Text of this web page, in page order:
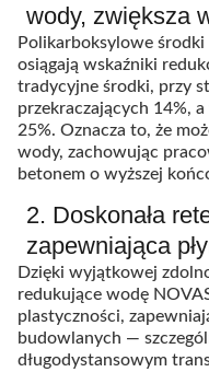
wody, zwiększa
Polikarboksylowe
osiągają wskaźniki
tradycyjne środki, przy
przekraczających 14%,
25%. Oznacza to, że
wody, zachowując
betonem o wyższej
2. Doskonała
zapewniająca
Dzięki wyjątkowej
redukujące wodę
plastyczności,
budowlanych —
długodystansowym